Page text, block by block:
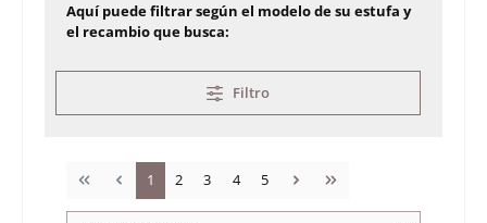
Aquí puede filtrar según el modelo de su estufa y
el recambio que busca:
Filtro
Página
1 Página
2 Página
3 Página
4 Página
5